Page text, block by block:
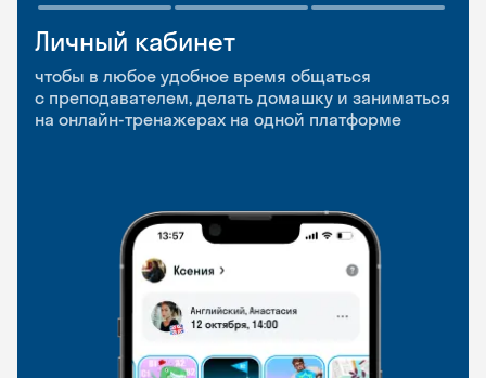
Личный кабинет
чтобы в любое удобное время общаться
с преподавателем, делать домашку и заниматься
на онлайн-тренажерах на одной платформе
Мобильное
приложение
чтобы заниматься и изучать новые слова где
и когда удобно
Разговорные клубы
и Talks
Групповые занятия для разговорной практики
и индивидуальные встречи с преподавателями